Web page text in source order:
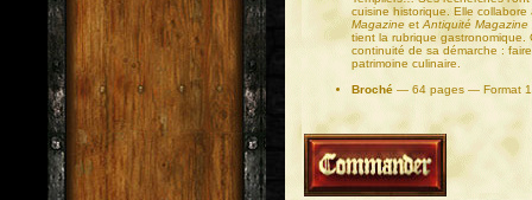
cuisine historique. Elle
MagazineetAntiquité Magazine
tient la rubrique gastronomique.
continuité de sa démarche :
patrimoine culinaire.
Broché— 64 pages — Format